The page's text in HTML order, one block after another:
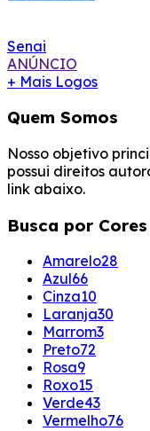
Senai
ANÚNCIO
+ Mais Logos
Quem Somos
Nosso objetivo
possui direitos
link abaixo.
Busca por Cores
Amarelo28
Azul66
Cinza10
Laranja30
Marrom3
Preto72
Rosa9
Roxo15
Verde43
Vermelho76